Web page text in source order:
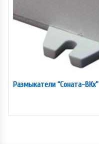
Размыкатели “Соната-ВКх”